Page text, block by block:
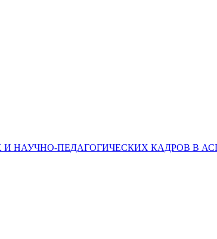
ПЕДАГОГИЧЕСКИХ КАДРОВ В